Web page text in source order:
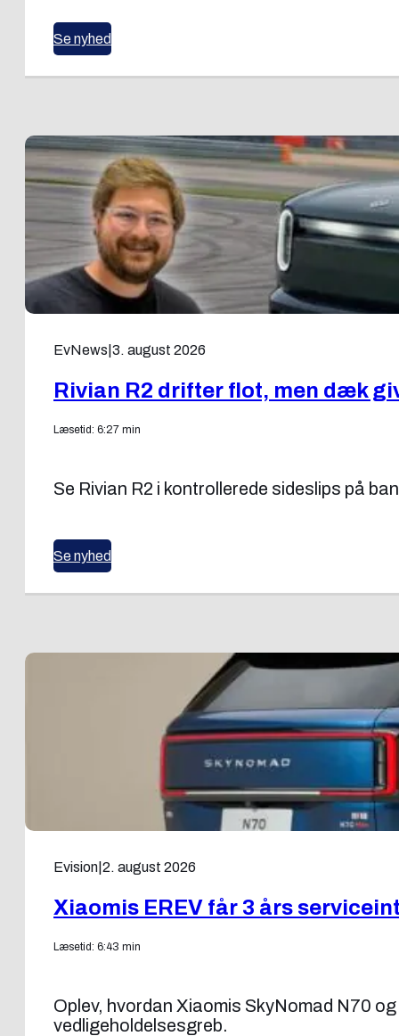
Se nyhed
EvNews 3. august 2026
Rivian R2 drifter flot, men dæk
Læsetid: 6:27 min
Se Rivian R2 i kontrollerede sideslips på
Se nyhed
Evision 2. august 2026
Xiaomis EREV får 3 års
Læsetid: 6:43 min
Oplev, hvordan Xiaomis SkyNomad N70
vedligeholdelsesgreb.